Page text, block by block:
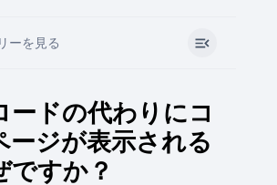
ーを見る
ードの代わりにコ
ージが表示される
ですか？